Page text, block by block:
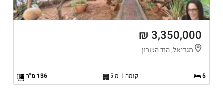
3,350,000 ₪
מגדיאל, הוד השרון
5 קומה 1 מ-5 136 מ"ר